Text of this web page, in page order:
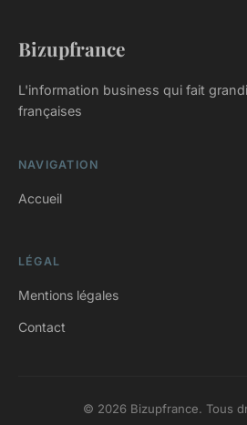
Bizupfrance
L'information business qui fait
françaises
NAVIGATION
Accueil
LÉGAL
Mentions légales
Contact
© 2026 Bizupfrance. Tous